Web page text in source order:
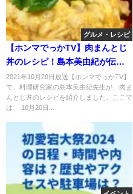
グルメ・レシピ
【ホンマでっかTV】肉まんとじ
丼のレシピ！島本美由紀が伝
授！10月20日
2021年10月20日放送【ホンマでっかTV】
で、料理研究家の島本美由紀先生が、肉ま
んとじ丼のレシピを紹介しました。ここで
は、 10月20日...